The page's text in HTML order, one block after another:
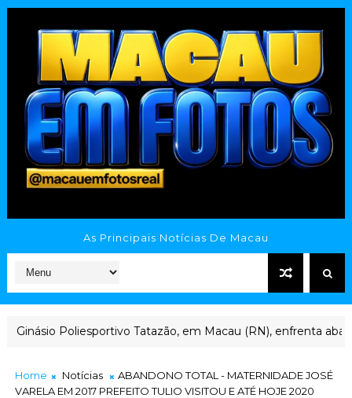
As Principais Notícias De Macau
Poliesportivo Tatazão, em Macau (RN), enfrenta abandono
Home Notícias
ABANDONO TOTAL - MATERNIDADE JOSÉ
VARELA EM 2017 PREFEITO TULIO VISITOU E ATÉ HOJE 2020